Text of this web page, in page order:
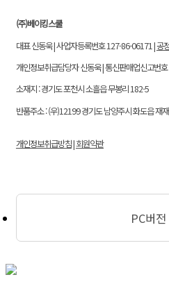
(주)베이킹스쿨
대표 신동욱 | 사업자등록번호 127-86-06171 |공
개인정보취급담당자 신동욱 | 통신판매업신고번
소재지 : 경기도 포천시 소흘읍 무봉리 182-5
반품주소 : (우)12199 경기도 남양주시 화도읍 재
개인정보취급방침|회원약관
PC버전